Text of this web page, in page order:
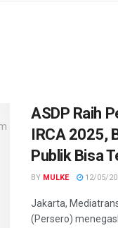
ASDP Raih
IRCA 2025,
Publik Bisa
BY MULKE 12/05/
Jakarta,
(Persero)